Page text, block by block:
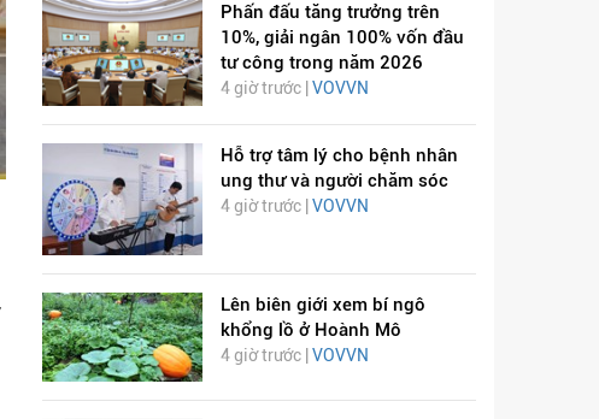
Phấn đấu tăng trưởng trên
10%, giải ngân 100% vốn đầu
tư công trong năm 2026
4 giờ trước | VOVVN
Hỗ trợ tâm lý cho bệnh nhân
ung thư và người chăm sóc
4 giờ trước | VOVVN
Lên biên giới xem bí ngô
khổng lồ ở Hoành Mô
4 giờ trước | VOVVN